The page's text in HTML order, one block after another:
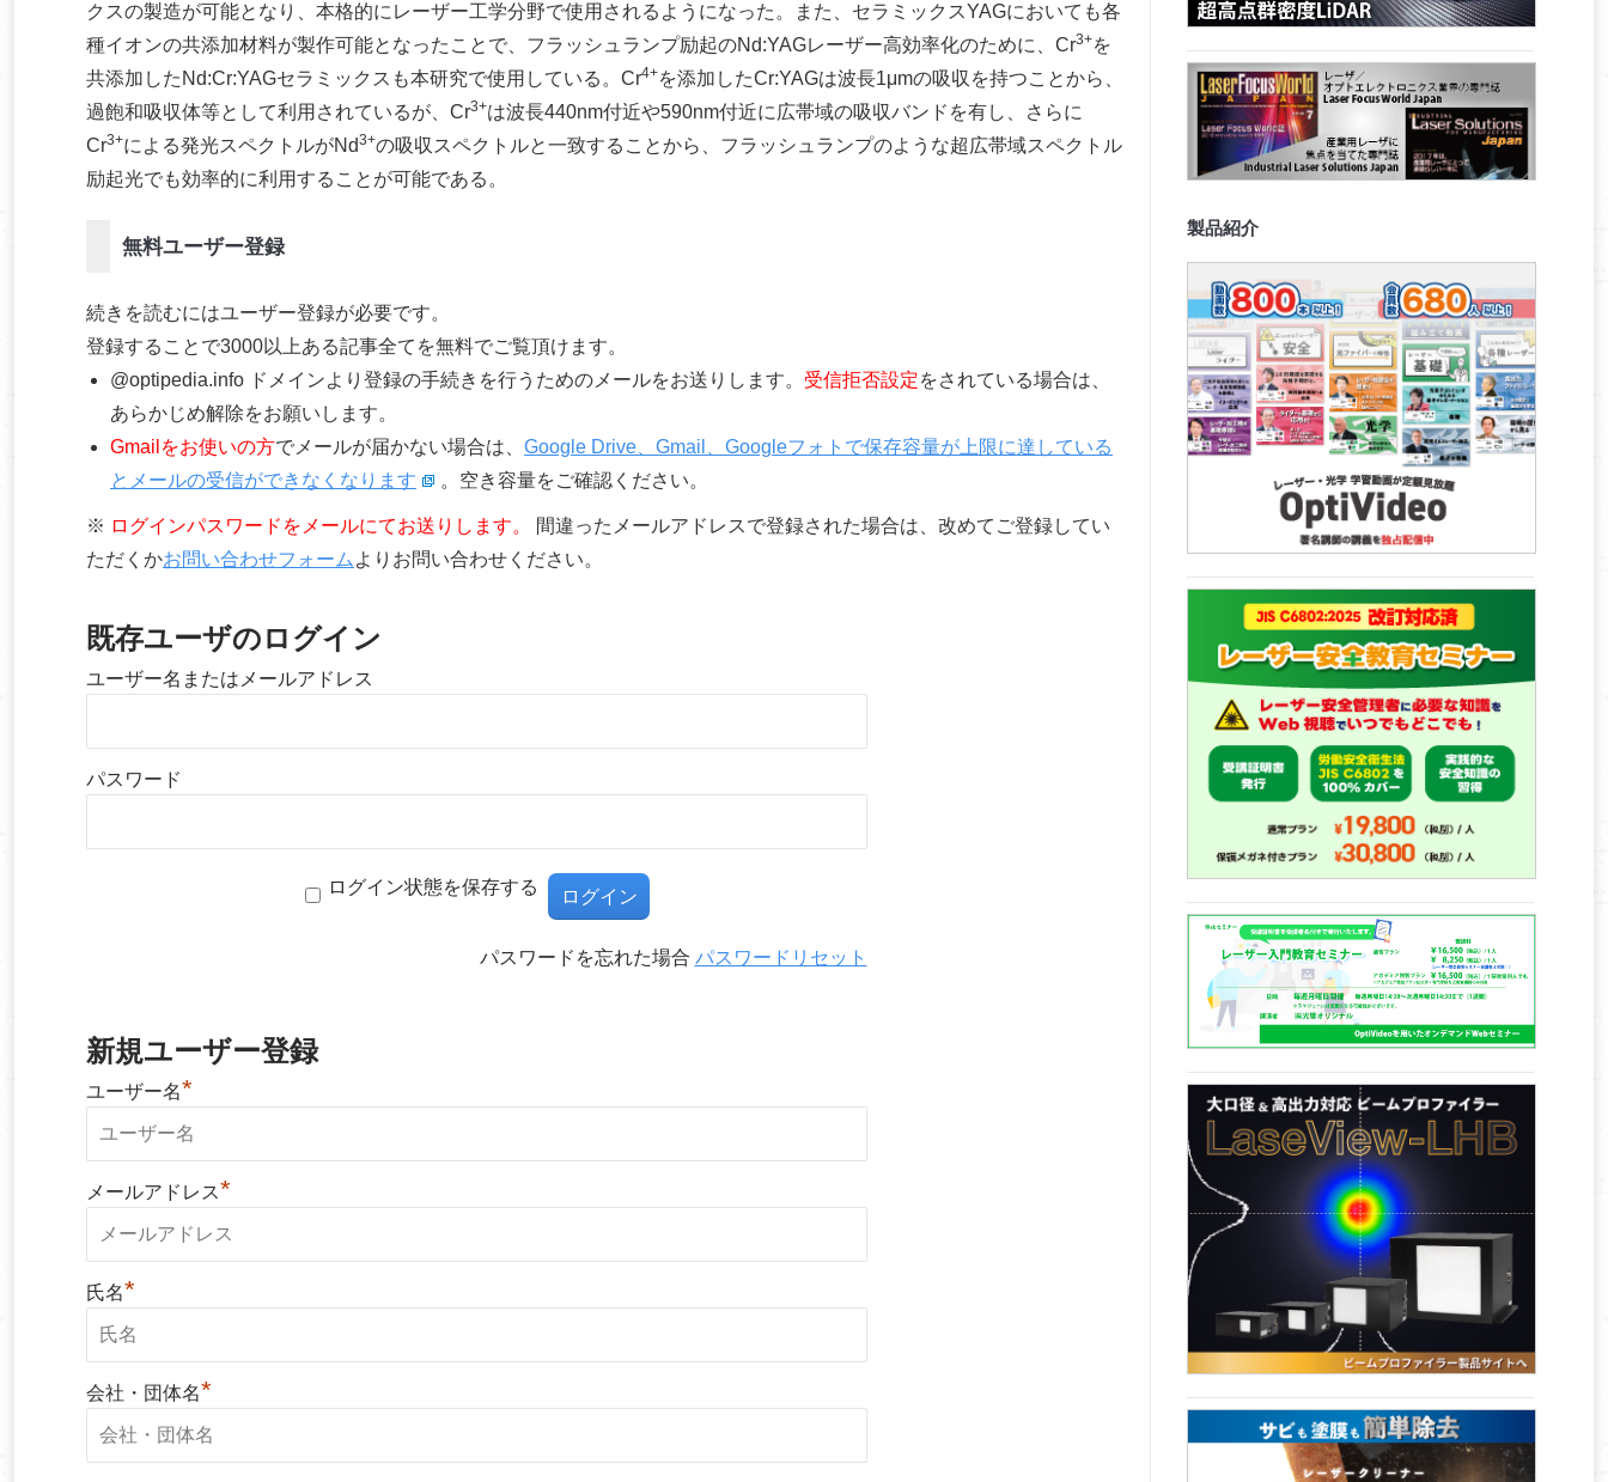
クスの製造が可能となり、本格的にレーザー工学分野で使用されるようになった。また、セラミックスYAGにおいても各
種イオンの共添加材料が製作可能となったことで、フラッシュランプ励起のNd:YAGレーザー高効率化のために、Cr3+を
共添加したNd:Cr:YAGセラミックスも本研究で使用している。Cr4+を添加したCr:YAGは波長1μmの吸収を持つことから、
過飽和吸収体等として利用されているが、Cr3+は波長440nm付近や590nm付近に広帯域の吸収バンドを有し、さらに
Cr3+による発光スペクトルがNd3+の吸収スペクトルと一致することから、フラッシュランプのような超広帯域スペクトル
励起光でも効率的に利用することが可能である。
無料ユーザー登録
続きを読むにはユーザー登録が必要です。
登録することで3000以上ある記事全てを無料でご覧頂けます。
@optipedia.info ドメインより登録の手続きを行うためのメールをお送りします。 受信拒否設定をされている場合は、
あらかじめ解除をお願いします。
Gmailをお使いの方でメールが届かない場合は、 Google Drive、Gmail、Googleフォトで保存容量が上限に達している
とメールの受信ができなくなります
。空き容量をご確認ください。
※ ログインパスワードをメールにてお送りします。
間違ったメールアドレスで登録された場合は、改めてご登録してい
ただくかお問い合わせフォーム よりお問い合わせください。
既存ユーザのログイン
ユーザー名またはメールアドレス
パスワード
ログイン状態を保存する
パスワードを忘れた場合 パスワードリセット
新規ユーザー登録
ユーザー名*
メールアドレス*
氏名*
会社・団体名*
製品紹介